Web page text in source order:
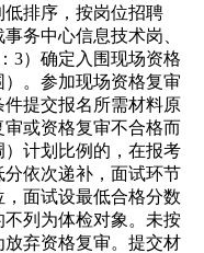
排序，按岗位招聘
务中心信息技术岗、
3）确定入围现场资格
。参加现场资格复审
提交报名所需材料原
或资格复审不合格而
计划比例的，在报考
依次递补，面试环节
面试设最低合格分数
列为体检对象。未按
弃资格复审。提交材